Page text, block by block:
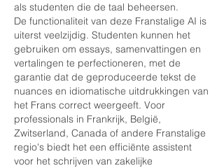
als studenten die de taal beheersen.
De functionaliteit van deze Franstalige AI is
uiterst veelzijdig. Studenten kunnen het
gebruiken om essays, samenvattingen en
vertalingen te perfectioneren, met de
garantie dat de geproduceerde tekst de
nuances en idiomatische uitdrukkingen van
het Frans correct weergeeft. Voor
professionals in Frankrijk, België,
Zwitserland, Canada of andere Franstalige
regio's biedt het een efficiënte assistent
voor het schrijven van zakelijke